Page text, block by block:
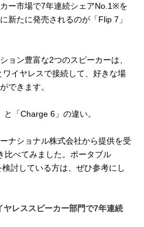
ー市場で7年連続シェアNo.1※を
新たに発売されるのが「Flip 7」
ョン豊富な2つのスピーカーは、
イヤレスで接続して、好きな場
できます。
「Charge 6」の違い。
ナショナル株式会社から提供を受
比べてみました。ポータブル
討している方は、ぜひ参考にし
レススピーカー部門で7年連続